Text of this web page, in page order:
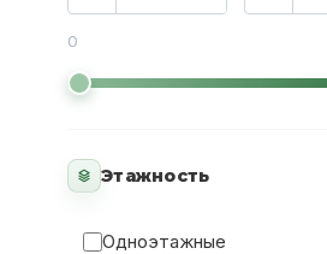
0
Этажность
Одноэтажные